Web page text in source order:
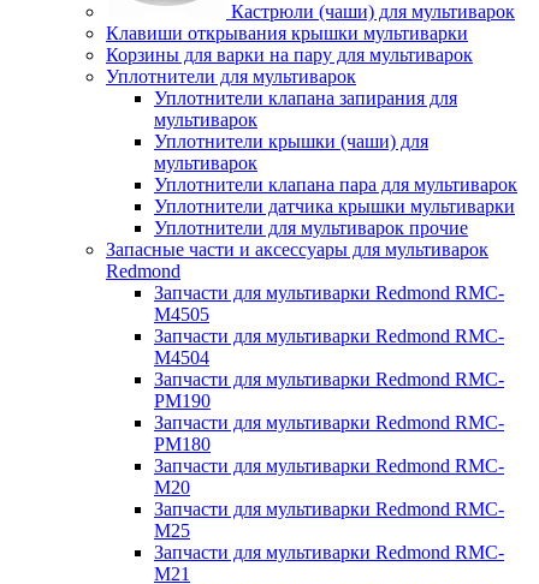
Кастрюли (чаши) для мультиварок
Клавиши открывания крышки мультиварки
Корзины для варки на пару для мультиварок
Уплотнители для мультиварок
Уплотнители клапана запирания для
мультиварок
Уплотнители крышки (чаши) для
мультиварок
Уплотнители клапана пара для мультиварок
Уплотнители датчика крышки мультиварки
Уплотнители для мультиварок прочие
Запасные части и аксессуары для мультиварок
Redmond
Запчасти для мультиварки Redmond RMC-
M4505
Запчасти для мультиварки Redmond RMC-
M4504
Запчасти для мультиварки Redmond RMC-
PM190
Запчасти для мультиварки Redmond RMC-
PM180
Запчасти для мультиварки Redmond RMC-
M20
Запчасти для мультиварки Redmond RMC-
M25
Запчасти для мультиварки Redmond RMC-
M21